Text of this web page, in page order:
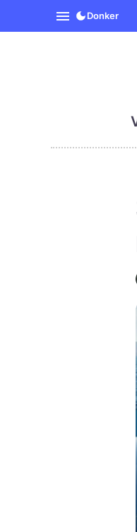
Donker